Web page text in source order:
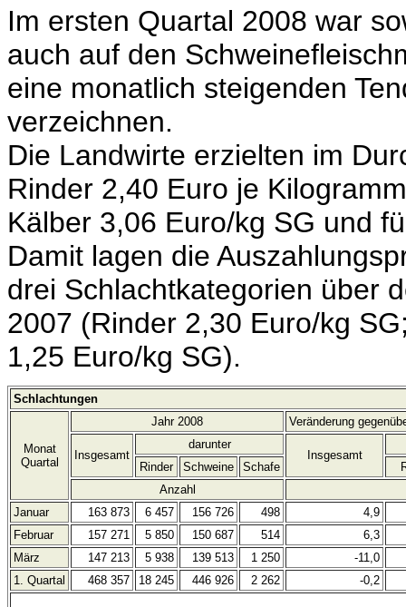
Im ersten Quartal 2008 war
auch auf den
eine monatlich steigenden
verzeichnen.
Die Landwirte erzielten im
Rinder 2,40 Euro je
Kälber 3,06 Euro/kg SG und
Damit lagen die
drei Schlachtkategorien über
2007 (Rinder 2,30 Euro/kg
1,25 Euro/kg SG).
Schlachtungen
Monat
Quartal
Jahr 2008 Veränderung
Insgesamt
darunter
Insgesamt
Rinder
Schweine Schafe
Anzahl
Januar
163 873 6 457 156 726 498
4,9
Februar
157 271 5 850 150 687 514
6,3
März
147 213 5 938 139 513 1 250
-11,0
1. Quartal
468 357 18 245 446 926 2 262 -0,2